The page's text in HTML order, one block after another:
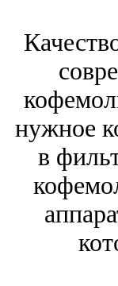
нужное
в